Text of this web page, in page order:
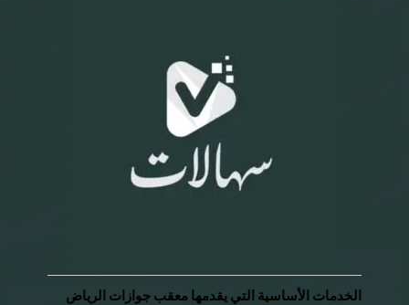
الخدمات الأساسية التي يقدمها معقب جوازات الرياض